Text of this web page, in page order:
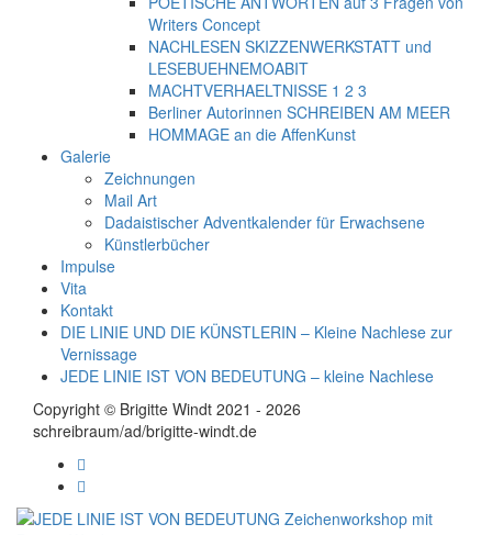
Writers Concept
NACHLESEN SKIZZENWERKSTATT und
LESEBUEHNEMOABIT
MACHTVERHAELTNISSE 1 2 3
Berliner Autorinnen SCHREIBEN AM MEER
HOMMAGE an die AffenKunst
Galerie
Zeichnungen
Mail Art
Dadaistischer Adventkalender für Erwachsene
Künstlerbücher
Impulse
Vita
Kontakt
DIE LINIE UND DIE KÜNSTLERIN – Kleine Nachlese zur
Vernissage
JEDE LINIE IST VON BEDEUTUNG – kleine Nachlese
Copyright © Brigitte Windt 2021 - 2026
schreibraum/ad/brigitte-windt.de